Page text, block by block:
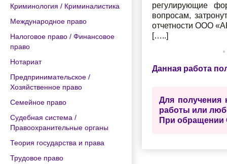
Криминология / Криминалистика
Международное право
Налоговое право / Финансовое
право
Нотариат
Предпринимательское /
Хозяйственное право
Семейное право
Судебная система /
Правоохранительные органы
Теория государства и права
Трудовое право
регулирующие
вопросам,
отчетности ООО
[…..]
Данная работа
Для получения
работы или
При обращении